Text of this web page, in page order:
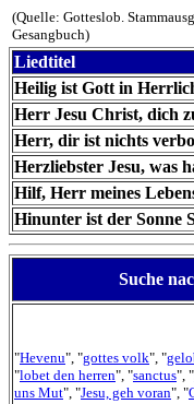
(Quelle: Gotteslob.
Gesangbuch)
Liedtitel
Heilig ist Gott in
Herr Jesu Christ, dich
Herr, dir ist nichts
Herzliebster Jesu, was
Hilf, Herr meines
Hinunter ist der Sonne
Suche
"Hevenu", "gottes volk", "
"lobet den herren", "sanctus", "
uns Mut", "Jesu, geh voran", "